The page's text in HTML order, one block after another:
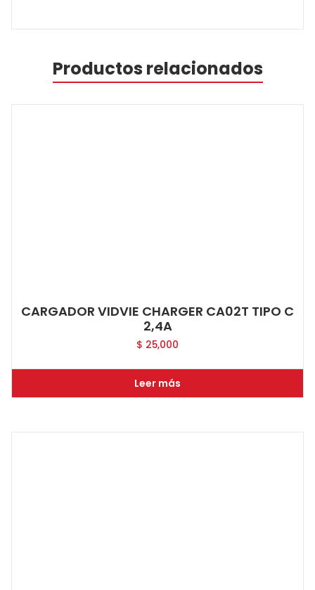
Productos relacionados
CARGADOR VIDVIE CHARGER CA02T TIPO C
2,4A
$ 25,000
Leer más